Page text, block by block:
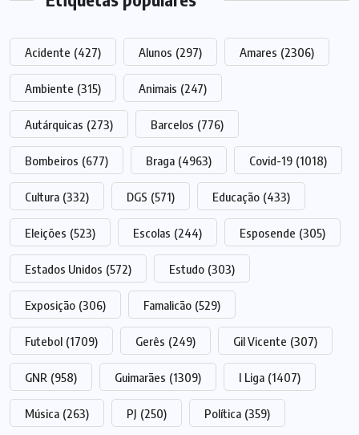
Acidente (427) Alunos (297) Amares (2306)
Ambiente (315) Animais (247)
Autárquicas (273) Barcelos (776)
Bombeiros (677) Braga (4963) Covid-19 (1018)
Cultura (332) DGS (571) Educação (433)
Eleições (523) Escolas (244) Esposende (305)
Estados Unidos (572) Estudo (303)
Exposição (306) Famalicão (529)
Futebol (1709) Gerês (249) Gil Vicente (307)
GNR (958) Guimarães (1309) I Liga (1407)
Música (263) PJ (250) Política (359)